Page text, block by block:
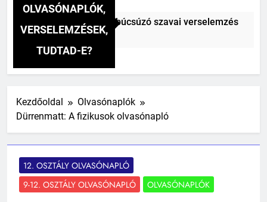
OLVASÓNAPLÓK,
VERSELEMZÉSEK,
TUDTAD-E?
Mihály: A fársáng búcsúzó szavai verselemzés
Kezdőoldal
Olvasónaplók
Dürrenmatt: A fizikusok olvasónapló
12. OSZTÁLY OLVASÓNAPLÓ
9-12. OSZTÁLY OLVASÓNAPLÓ
OLVASÓNAPLÓK